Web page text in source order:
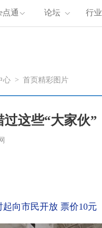
点通 论坛 行业
心 > 首页精彩图片
这些“大家伙”
网
向市民开放 票价10元